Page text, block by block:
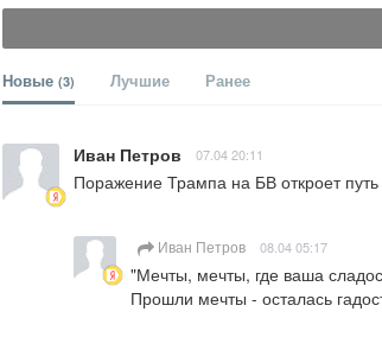
Новые (3) Лучшие Ранее
Иван Петров 07.04 20:11
Поражение Трампа на БВ откроет
Иван Петров 08.04 05:17
"Мечты, мечты, где ваша
Прошли мечты - осталась